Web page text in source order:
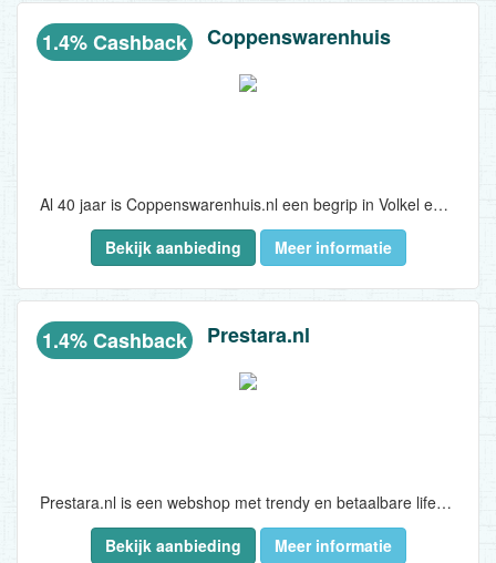
1.4% Cashback Coppenswarenhuis
Al 40 jaar is Coppenswarenhuis.nl een begrip in Volkel en de wijde omgeving. Dankzij goede service en klantvriendelijkheid heeft Coppenswarenhuis.nl schare trouwe klanten. Doordat Coppenswarenhuis.nl rechtstreeks inkoopt, kunnen de prijzen laag gehouden worden. Coppens is zowel online als offline zeer succesvol...
Bekijk aanbieding
Meer informatie
1.4% Cashback Prestara.nl
Prestara.nl is een webshop met trendy en betaalbare lifestyleproducten, waaronder oplaadbare tafellampen, schoonmaakgadgets, sportaccessoires en meer...
Bekijk aanbieding
Meer informatie